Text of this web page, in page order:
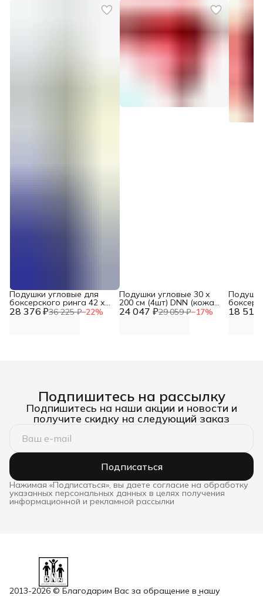
28 376 ₽36 225 ₽−22%
Подушки угловые для
боксерского ринга 42 х
170 см (4шт) с загибом 24 047 ₽29 059 ₽−17%
Подушки угловые 30 х
200 см (4шт) DNN (кожа
премиум) 18 514
150 см
Подпишитесь на рассылку
Подпишитесь на наши акции и новости и
получите скидку на следующий заказ
Подписаться
Нажимая «Подписаться», вы даете согласие на обработку
указанных персональных данных в целях получения
информационной и рекламной рассылки
2013-2026 © Благодарим Вас за обращение в нашу